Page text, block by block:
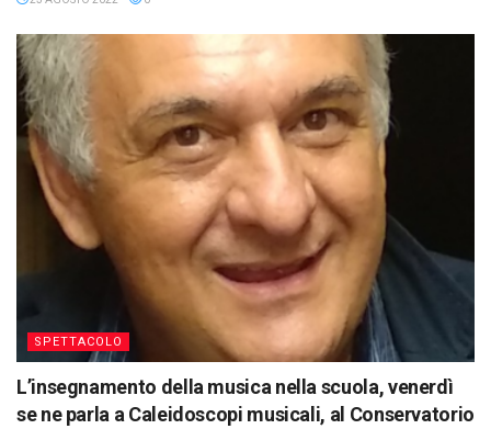
SPETTACOLO
L’insegnamento della musica nella scuola, venerdì
se ne parla a Caleidoscopi musicali, al Conservatorio